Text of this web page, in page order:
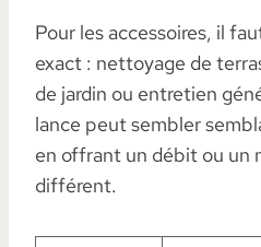
Pour les accessoires, il
exact : nettoyage de
de jardin ou entretien
lance peut sembler
en offrant un débit ou un
différent.